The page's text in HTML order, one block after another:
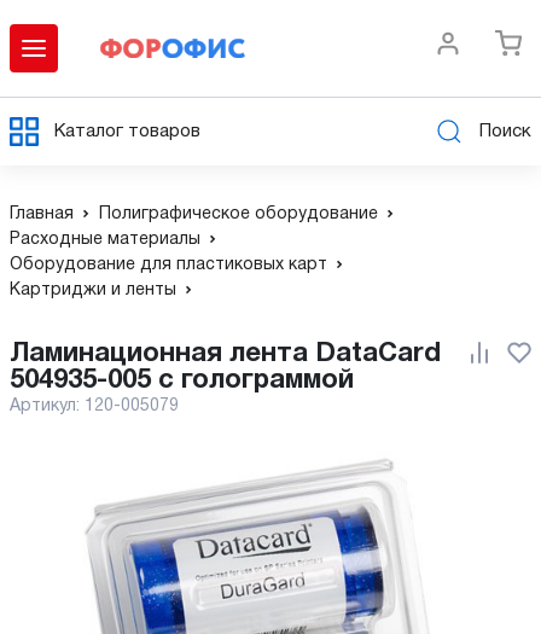
Каталог товаров Поиск
Главная
Полиграфическое оборудование
Расходные материалы
Оборудование для пластиковых карт
Картриджи и ленты
Ламинационная лента DataCard
504935-005 с голограммой
Артикул: 120-005079